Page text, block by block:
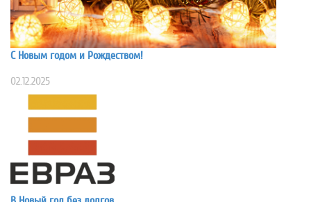
С Новым годом и Рождеством!
02.12.2025